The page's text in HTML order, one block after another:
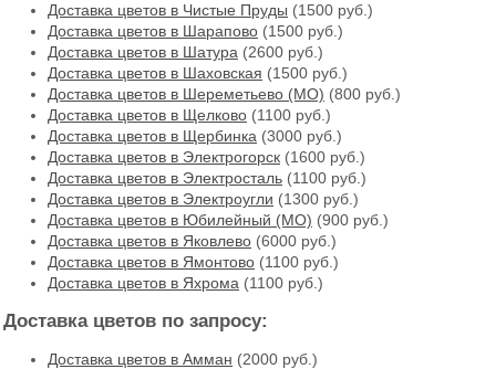
Доставка цветов в Чистые Пруды (1500 руб.)
Доставка цветов в Шарапово (1500 руб.)
Доставка цветов в Шатура (2600 руб.)
Доставка цветов в Шаховская (1500 руб.)
Доставка цветов в Шереметьево (МО) (800 руб.)
Доставка цветов в Щелково (1100 руб.)
Доставка цветов в Щербинка (3000 руб.)
Доставка цветов в Электрогорск (1600 руб.)
Доставка цветов в Электросталь (1100 руб.)
Доставка цветов в Электроугли (1300 руб.)
Доставка цветов в Юбилейный (МО) (900 руб.)
Доставка цветов в Яковлево (6000 руб.)
Доставка цветов в Ямонтово (1100 руб.)
Доставка цветов в Яхрома (1100 руб.)
Доставка цветов по запросу:
Доставка цветов в Амман (2000 руб.)